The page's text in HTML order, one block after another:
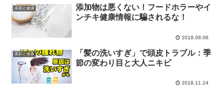
美容と健康
添加物は悪くない！フードホラーやイ
ンチキ健康情報に騙されるな！
2018.08.06
美容と健康
「髪の洗いすぎ」で頭皮トラブル：季
節の変わり目と大人ニキビ
2018.11.24